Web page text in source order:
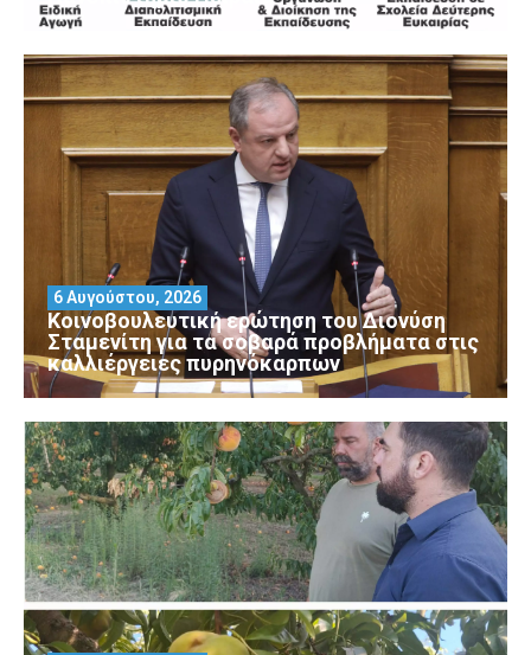
Κοινοβουλευτική ερώτηση του Διονύση
Σταμενίτη για τα σοβαρά προβλήματα στις
καλλιέργειες πυρηνόκαρπων
6 Αυγούστου, 2026